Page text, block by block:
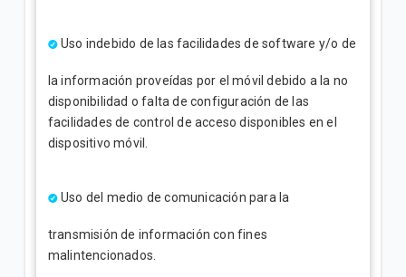
Uso indebido de las facilidades de software y/o de
la información proveídas por el móvil debido a la no
disponibilidad o falta de configuración de las
facilidades de control de acceso disponibles en el
dispositivo móvil.
Uso del medio de comunicación para la
transmisión de información con fines
malintencionados.